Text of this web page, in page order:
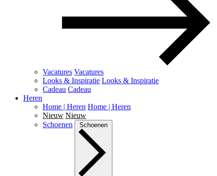
Vacatures Vacatures
Looks & Inspiratie Looks & Inspiratie
Cadeau Cadeau
Heren
Home | Heren Home | Heren
Nieuw Nieuw
Schoenen
Schoenen